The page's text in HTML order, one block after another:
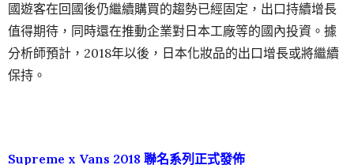
國遊客在回國後仍繼續購買的趨勢已經固定，出口持續增長
值得期待，同時還在推動企業對日本工廠等的國內投資。據
分析師預計，2018年以後，日本化妝品的出口增長或將繼續
保持。
Supreme x Vans 2018 聯名系列正式發佈